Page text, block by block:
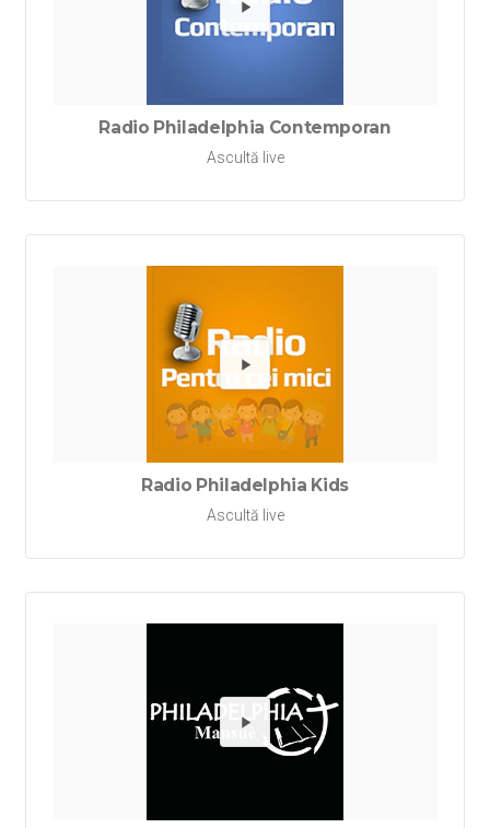
Redă
Radio Philadelphia Contemporan
Ascultă live
Redă
Radio Philadelphia Kids
Ascultă live
Redă